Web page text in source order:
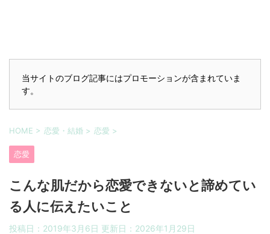
当サイトのブログ記事にはプロモーションが含まれていま
す。
HOME > 恋愛・結婚 > 恋愛 >
恋愛
こんな肌だから恋愛できないと諦めてい
る人に伝えたいこと
投稿日：2019年3月6日 更新日： 2026年1月29日